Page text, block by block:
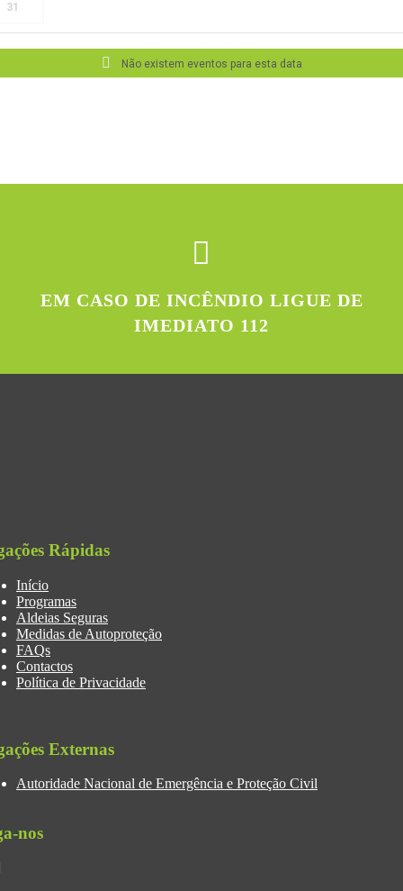
31
Não existem eventos para esta data
EM CASO DE INCÊNDIO LIGUE DE
IMEDIATO 112
Rápidas
Início
Programas
Aldeias Seguras
Medidas de Autoproteção
FAQs
Contactos
Política de Privacidade
Externas
Autoridade Nacional de Emergência e Proteção Civil
nos